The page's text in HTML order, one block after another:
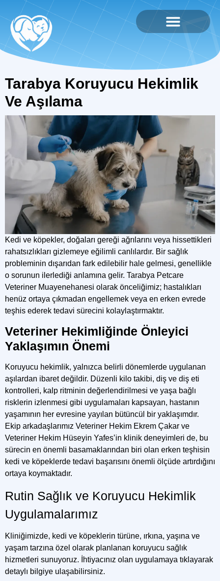
Tarabya Koruyucu Hekimlik
Ve Aşılama
Kedi ve köpekler, doğaları gereği ağrılarını veya hissettikleri
rahatsızlıkları gizlemeye eğilimli canlılardır. Bir sağlık
probleminin dışarıdan fark edilebilir hale gelmesi, genellikle
o sorunun ilerlediği anlamına gelir. Tarabya Petcare
Veteriner Muayenehanesi olarak önceliğimiz; hastalıkları
henüz ortaya çıkmadan engellemek veya en erken evrede
teşhis ederek tedavi sürecini kolaylaştırmaktır.
Veteriner Hekimliğinde Önleyici
Yaklaşımın Önemi
Koruyucu hekimlik, yalnızca belirli dönemlerde uygulanan
aşılardan ibaret değildir. Düzenli kilo takibi, diş ve diş eti
kontrolleri, kalp ritminin değerlendirilmesi ve yaşa bağlı
risklerin izlenmesi gibi uygulamaları kapsayan, hastanın
yaşamının her evresine yayılan bütüncül bir yaklaşımdır.
Ekip arkadaşlarımız Veteriner Hekim Ekrem Çakar ve
Veteriner Hekim Hüseyin Yafes’in klinik deneyimleri de, bu
sürecin en önemli basamaklarından biri olan erken teşhisin
kedi ve köpeklerde tedavi başarısını önemli ölçüde artırdığını
ortaya koymaktadır.
Rutin Sağlık ve Koruyucu Hekimlik
Uygulamalarımız
Kliniğimizde, kedi ve köpeklerin türüne, ırkına, yaşına ve
yaşam tarzına özel olarak planlanan koruyucu sağlık
hizmetleri sunuyoruz. İhtiyacınız olan uygulamaya tıklayarak
detaylı bilgiye ulaşabilirsiniz.